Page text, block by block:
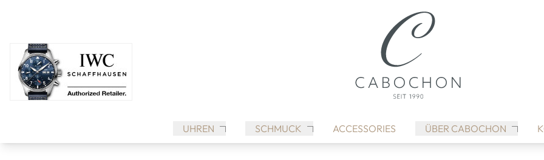
UHREN SCHMUCK ACCESSORIES ÜBER CABOCHON